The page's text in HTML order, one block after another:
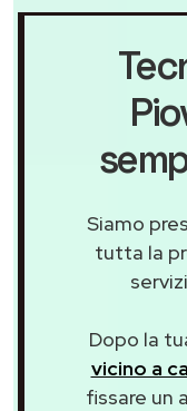
Siamo
tutta la
Dopo la
vicino a
fissare un